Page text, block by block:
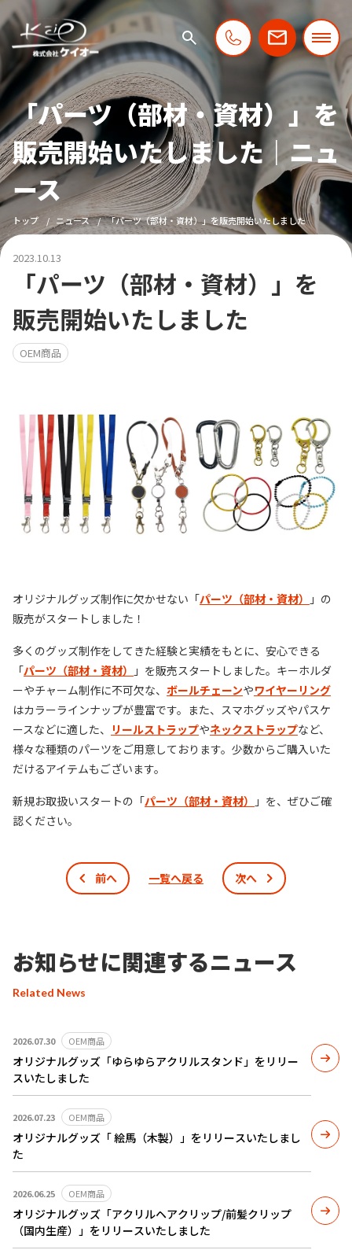
「パーツ（部材・資材）」を
販売開始いたしました｜ニュ
ース
トップ ニュース 「パーツ（部材・資材）」を販売開始いたしました
2023.10.13
「パーツ（部材・資材）」を
販売開始いたしました
OEM商品
オリジナルグッズ制作に欠かせない「パーツ（部材・資材）
」の
販売がスタートしました！
多くのグッズ制作をしてきた経験と実績をもとに、安心できる
「パーツ（部材・資材）
」を販売スタートしました。キーホルダ
ーやチャーム制作に不可欠な、 ボールチェーンやワイヤーリング
はカラーラインナップが豊富です。また、スマホグッズやパスケ
ースなどに適した、 リールストラップやネックストラップなど、
様々な種類のパーツをご用意しております。少数からご購入いた
だけるアイテムもございます。
新規お取扱いスタートの「パーツ（部材・資材）
」を、ぜひご確
認ください。
前へ 一覧へ戻る 次へ
お知らせに関連するニュース
Related News
2026.07.30 OEM商品
オリジナルグッズ「ゆらゆらアクリルスタンド」をリリー
スいたしました
2026.07.23 OEM商品
オリジナルグッズ「 絵馬（木製）」をリリースいたしまし
た
2026.06.25 OEM商品
オリジナルグッズ「アクリルヘアクリップ/前髪クリップ
（国内生産）」をリリースいたしました